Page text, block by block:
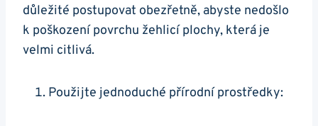
důležité postupovat obezřetně, abyste nedošlo
k poškození‍ povrchu žehlicí ​plochy, která je
velmi citlivá.
Použijte jednoduché přírodní prostředky: